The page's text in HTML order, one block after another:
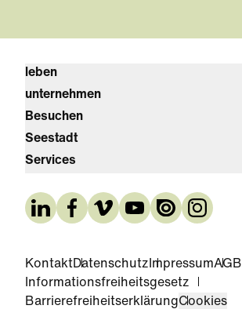
leben
unternehmen
Besuchen
Seestadt
Services
KontaktDatenschutz ImpressumAGB
Informationsfreiheitsgesetz
BarrierefreiheitserklärungCookies